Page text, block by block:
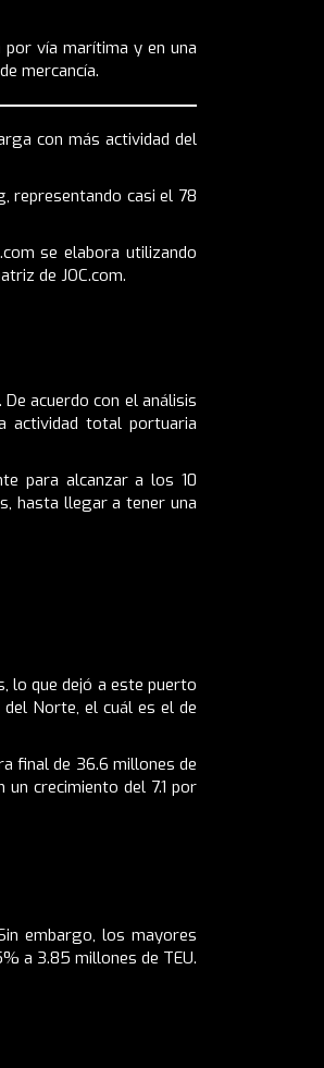
vía marítima y en una
mercancía.
con más actividad del
representando casi el 78
se elabora utilizando
de JOC.com.
. De acuerdo con el análisis
actividad total portuaria
para alcanzar a los 10
hasta llegar a tener una
lo que dejó a este puerto
Norte, el cuál es el de
final de 36.6 millones de
un crecimiento del 7.1 por
embargo, los mayores
a 3.85 millones de TEU.